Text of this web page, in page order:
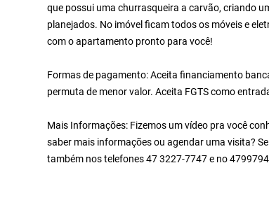
que possui uma churrasqueira a carvão, criando
planejados. No imóvel ficam todos os móveis e
com o apartamento pronto para você!
Formas de pagamento: Aceita financiamento
permuta de menor valor. Aceita FGTS como
Mais Informações: Fizemos um vídeo pra você
saber mais informações ou agendar uma visita?
também nos telefones 47 3227-7747 e no